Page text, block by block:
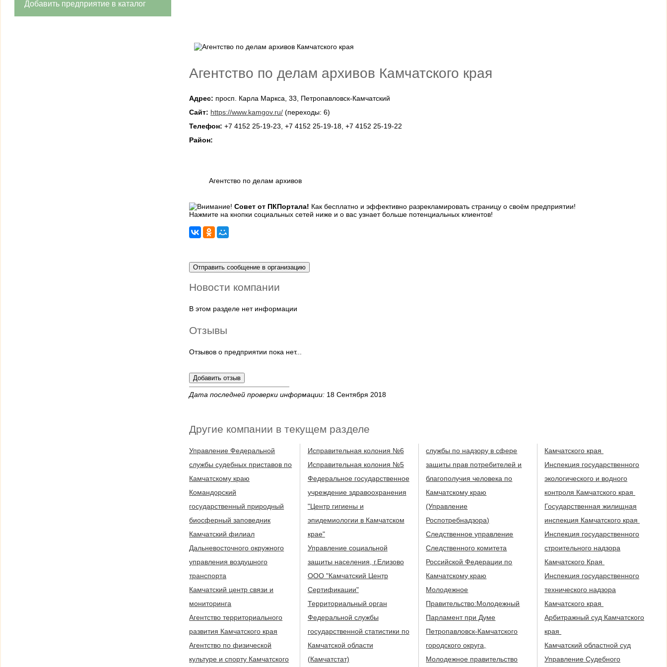
Добавить предприятие в каталог
Агентство по делам архивов Камчатского края
Адрес: просп. Карла Маркса, 33, Петропавловск-Камчатский
Сайт: https://www.kamgov.ru/ (переходы: 6)
Телефон: +7 4152 25‑19-23, +7 4152 25‑19-18, +7 4152 25‑19-22
Район:
Агентство по делам архивов
Совет от ПКПортала! Как бесплатно и эффективно разрекламировать страницу о своём предприятии!
Нажмите на кнопки социальных сетей ниже и о вас узнает больше потенциальных клиентов!
Новости компании
В этом разделе нет информации
Отзывы
Отзывов о предприятии пока нет...
Дата последней проверки информации: 18 Сентября 2018
Другие компании в текущем разделе
Управление Федеральной
службы судебных приставов по
Камчатскому краю
Командорский
государственный природный
биосферный заповедник
Камчатский филиал
Дальневосточного окружного
управления воздушного
транспорта
Камчатский центр связи и
мониторинга
Агентство территориального
развития Камчатского края
Агентство по физической
культуре и спорту Камчатского
Исправительная колония №6
Исправительная колония №5
Федеральное государственное
учреждение здравоохранения
"Центр гигиены и
эпидемиологии в Камчатском
крае"
Управление социальной
защиты населения, г.Елизово
ООО "Камчатский Центр
Сертификации"
Территориальный орган
Федеральной службы
государственной статистики по
Камчатской области
(Камчатстат)
службы по надзору в сфере
защиты прав потребителей и
благополучия человека по
Камчатскому краю
(Управление
Роспотребнадзора)
Следственное управление
Следственного комитета
Российской Федерации по
Камчатскому краю
Молодежное
Правительство:Молодежный
Парламент при Думе
Петропавловск-Камчатского
городского округа,
Молодежное правительство
Камчатского края
Инспекция государственного
экологического и водного
контроля Камчатского края
Государственная жилищная
инспекция Камчатского края
Инспекция государственного
строительного надзора
Камчатского Края
Инспекция государственного
технического надзора
Камчатского края
Арбитражный суд Камчатского
края
Камчатский областной суд
Управление Судебного